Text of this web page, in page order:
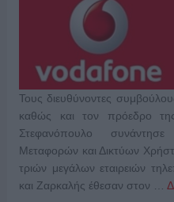
Τους διευθύνοντες
καθώς και τον πρόεδρο
Στεφανόπουλο
Μεταφορών και Δικτύων
τριών μεγάλων εταιρειών
και Ζαρκαλής έθεσαν στον …